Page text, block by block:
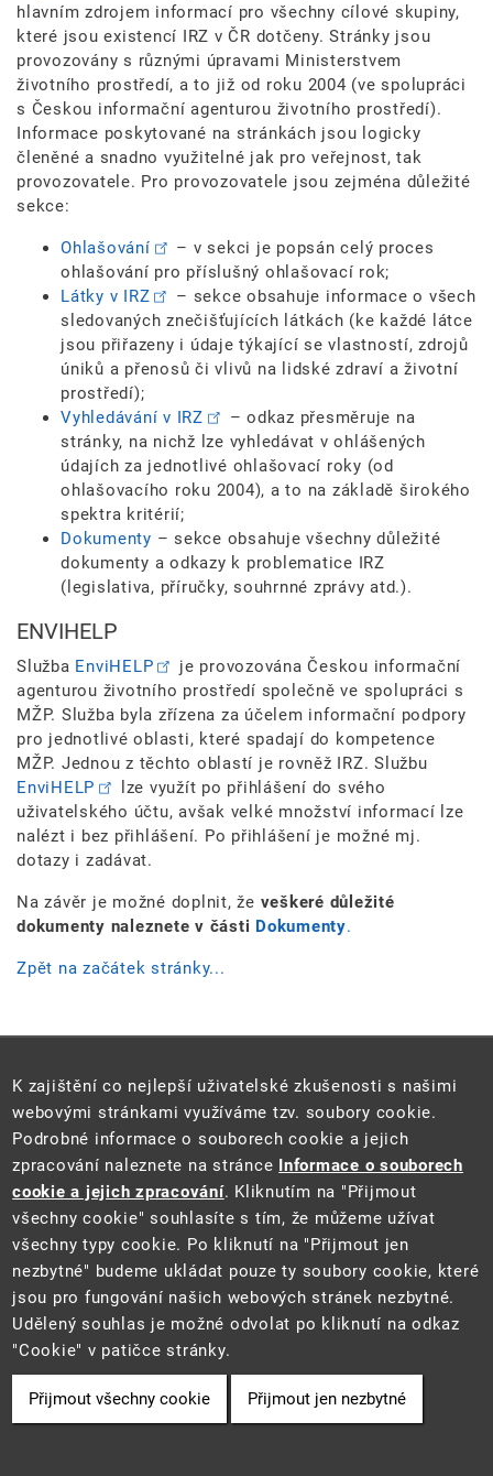
hlavním zdrojem informací pro všechny cílové skupiny,
které jsou existencí IRZ v ČR dotčeny. Stránky jsou
provozovány s různými úpravami Ministerstvem
životního prostředí, a to již od roku 2004 (ve spolupráci
s Českou informační agenturou životního prostředí).
Informace poskytované na stránkách jsou logicky
členěné a snadno využitelné jak pro veřejnost, tak
provozovatele. Pro provozovatele jsou zejména důležité
sekce:
Ohlašování
– v sekci je popsán celý proces
ohlašování pro příslušný ohlašovací rok;
Látky v IRZ
– sekce obsahuje informace o všech
sledovaných znečišťujících látkách (ke každé látce
jsou přiřazeny i údaje týkající se vlastností, zdrojů
úniků a přenosů či vlivů na lidské zdraví a životní
prostředí);
Vyhledávání v IRZ
– odkaz přesměruje na
stránky, na nichž lze vyhledávat v ohlášených
údajích za jednotlivé ohlašovací roky (od
ohlašovacího roku 2004), a to na základě širokého
spektra kritérií;
Dokumenty – sekce obsahuje všechny důležité
dokumenty a odkazy k problematice IRZ
(legislativa, příručky, souhrnné zprávy atd.).
ENVIHELP
Služba EnviHELP
je provozována Českou informační
agenturou životního prostředí společně ve spolupráci s
MŽP. Služba byla zřízena za účelem informační podpory
pro jednotlivé oblasti, které spadají do kompetence
MŽP. Jednou z těchto oblastí je rovněž IRZ. Službu
EnviHELP
lze využít po přihlášení do svého
uživatelského účtu, avšak velké množství informací lze
nalézt i bez přihlášení. Po přihlášení je možné mj.
dotazy i zadávat.
Na závěr je možné doplnit, že veškeré důležité
dokumenty naleznete v části Dokumenty.
Zpět na začátek stránky...
E-MAIL:
INFO@MZP.GOV.CZ
WEB:
MZP.GOV.CZ
Informace
AKTUALITY
K zajištění co nejlepší uživatelské zkušenosti s našimi
webovými stránkami využíváme tzv. soubory cookie.
Podrobné informace o souborech cookie a jejich
zpracování naleznete na stránce Informace o souborech
cookie a jejich zpracování. Kliknutím na "Přijmout
všechny cookie" souhlasíte s tím, že můžeme užívat
všechny typy cookie. Po kliknutí na "Přijmout jen
nezbytné" budeme ukládat pouze ty soubory cookie, které
jsou pro fungování našich webových stránek nezbytné.
Udělený souhlas je možné odvolat po kliknutí na odkaz
"Cookie" v patičce stránky.
Přijmout všechny cookie Přijmout jen nezbytné